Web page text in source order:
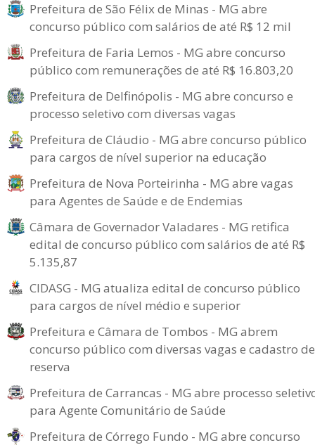
Prefeitura de São Félix de Minas - MG abre
concurso público com salários de até R$ 12 mil
Prefeitura de Faria Lemos - MG abre concurso
público com remunerações de até R$ 16.803,20
Prefeitura de Delfinópolis - MG abre concurso e
processo seletivo com diversas vagas
Prefeitura de Cláudio - MG abre concurso público
para cargos de nível superior na educação
Prefeitura de Nova Porteirinha - MG abre vagas
para Agentes de Saúde e de Endemias
Câmara de Governador Valadares - MG retifica
edital de concurso público com salários de até R$
5.135,87
CIDASG - MG atualiza edital de concurso público
para cargos de nível médio e superior
Prefeitura e Câmara de Tombos - MG abrem
concurso público com diversas vagas e cadastro de
reserva
Prefeitura de Carrancas - MG abre processo
para Agente Comunitário de Saúde
Prefeitura de Córrego Fundo - MG abre concurso